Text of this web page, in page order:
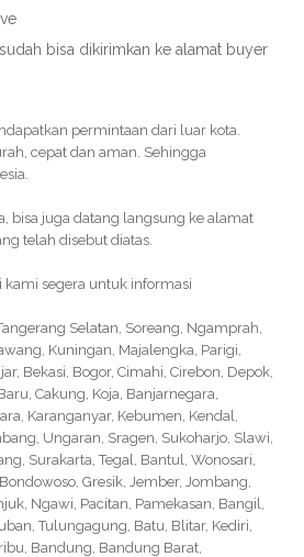
bisa dikirimkan ke alamat buyer
permintaan dari luar kota.
cepat dan aman. Sehingga
bisa juga datang langsung ke alamat
telah disebut diatas.
kami segera untuk informasi
Selatan, Soreang, Ngamprah,
Kuningan, Majalengka, Parigi,
Bekasi, Bogor, Cimahi, Cirebon, Depok,
Cakung, Koja, Banjarnegara,
Karanganyar, Kebumen, Kendal,
Ungaran, Sragen, Sukoharjo, Slawi,
Surakarta, Tegal, Bantul, Wonosari,
Gresik, Jember, Jombang,
Ngawi, Pacitan, Pamekasan, Bangil,
Tulungagung, Batu, Blitar, Kediri,
Bandung, Bandung Barat,